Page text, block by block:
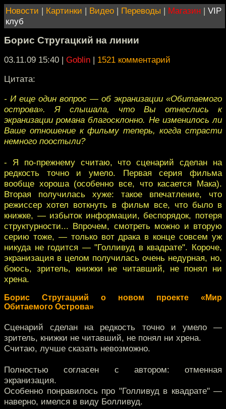
Новости | Картинки | Видео | Переводы | Магазин | VIP
клуб
Борис Стругацкий на линии
03.11.09 15:40 | Goblin | 1521 комментарий
Цитата:
- И еще один вопрос — об экранизации «Обитаемого
острова». Я слышала, что Вы отнеслись к
экранизации романа благосклонно. Не изменилось ли
Ваше отношение к фильму теперь, когда страсти
немного поостыли?
- Я по-прежнему считаю, что сценарий сделан на
редкость точно и умело. Первая серия фильма
вообще хороша (особенно все, что касается Мака).
Вторая получилась хуже: такое впечатление, что
режиссер хотел воткнуть в фильм все, что было в
книжке, — избыток информации, беспорядок, потеря
структурности... Впрочем, смотреть можно и вторую
серию тоже, — только вот драка в конце совсем уж
никуда не годится — "Голливуд в квадрате". Короче,
экранизация в целом получилась очень недурная, но,
боюсь, зритель, книжки не читавший, не понял ни
хрена.
Борис Стругацкий о новом проекте «Мир
Обитаемого Острова»
Сценарий сделан на редкость точно и умело —
зритель, книжки не читавший, не понял ни хрена.
Считаю, лучше сказать невозможно.
Полностью согласен с автором: отменная
экранизация.
Особенно понравилось про "Голливуд в квадрате" —
наверно, имелся в виду Болливуд.